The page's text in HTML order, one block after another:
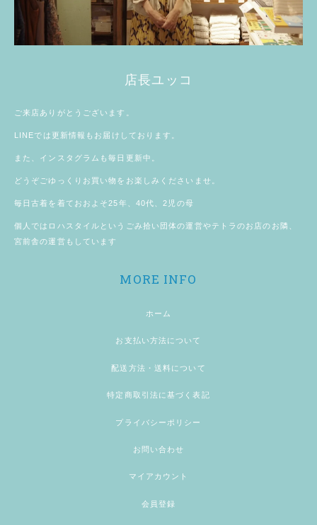
店長ユッコ
ご来店ありがとうございます。
LINEでは更新情報もお届けしております。
また、 インスタグラム も毎日更新中。
どうぞごゆっくりお買い物をお楽しみくださいませ。
毎日古着を着ておおよそ25年、40代、2児の母
個人では ロハスタイル というごみ拾い団体の運営やテトラのお店のお隣、
宮前舎の運営もしています
MORE INFO
ホーム
お支払い方法について
配送方法・送料について
特定商取引法に基づく表記
プライバシーポリシー
お問い合わせ
マイアカウント
会員登録